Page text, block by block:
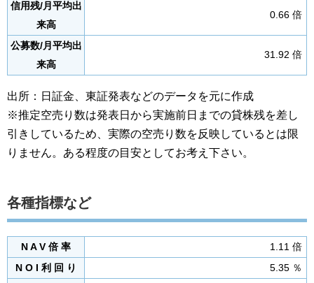
信用残/月平均出
来高
0.66 倍
公募数/月平均出
来高
31.92 倍
出所：日証金、東証発表などのデータを元に作成
※推定空売り数は発表日から実施前日までの貸株残を差し
引きしているため、実際の空売り数を反映しているとは限
りません。ある程度の目安としてお考え下さい。
各種指標など
N A V 倍 率
1.11 倍
N O I 利 回 り
5.35 ％